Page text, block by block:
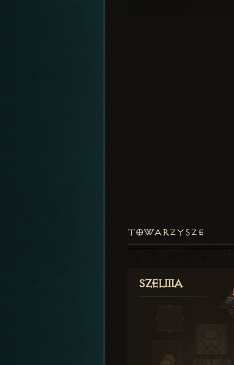
TOWARZYSZE
Szelma